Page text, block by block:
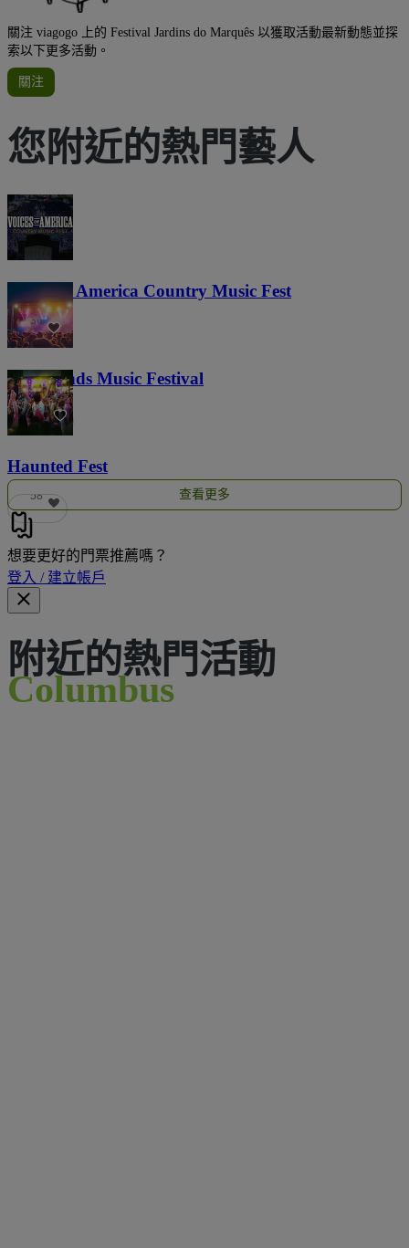
關注 viagogo 上的 Festival Jardins do Marquês 以獲取活動最新動態並探
索以下更多活動。
關注
您附近的熱門藝人
Voices of America Country Music Fest
36
Lost Lands Music Festival
121
Haunted Fest
58 查看更多
想要更好的門票推薦嗎？
登入 / 建立帳戶
附近的熱門活動
Columbus